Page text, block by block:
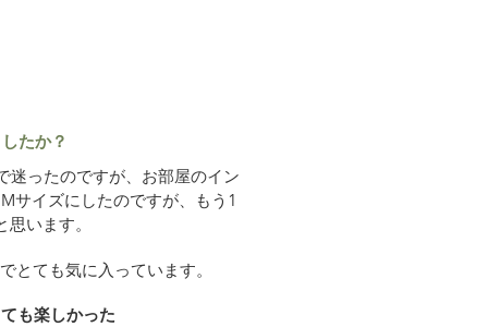
たか？
迷ったのですが、お部屋のイン
サイズにしたのですが、もう1
います。
ても気に入っています。
も楽しかった